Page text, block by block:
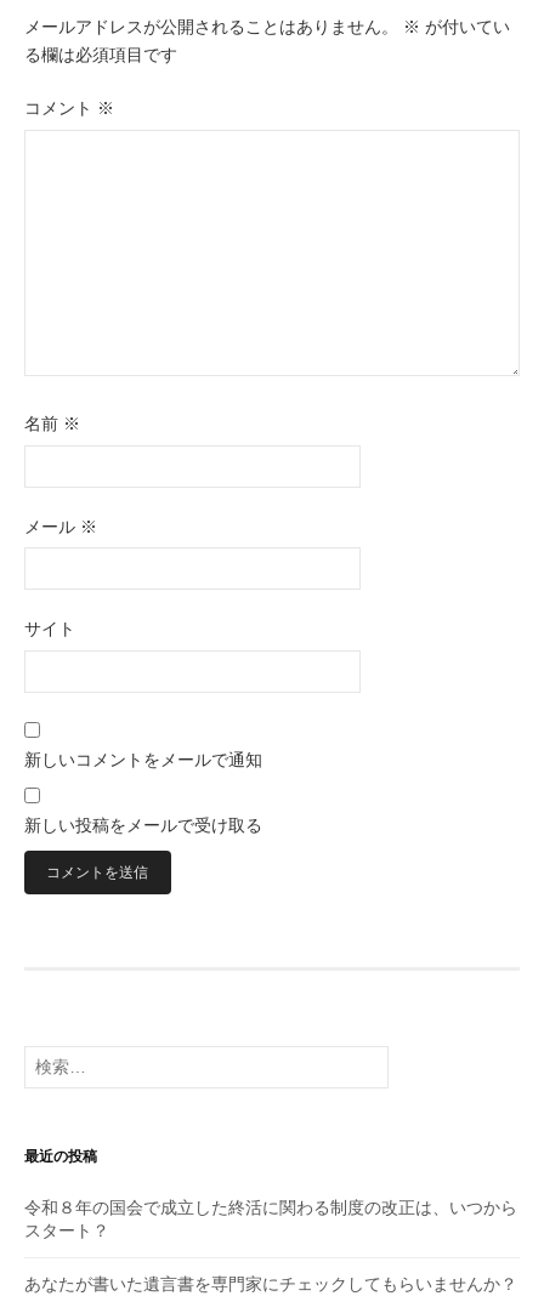
ー
シ
ョ
メールアドレスが公開されることはありません。 ※ が付いてい
る欄は必須項目です
コメント ※
名前 ※
メール ※
サイト
新しいコメントをメールで通知
新しい投稿をメールで受け取る
検
索:
最近の投稿
令和８年の国会で成立した終活に関わる制度の改正は、いつから
スタート？
あなたが書いた遺言書を専門家にチェックしてもらいませんか？